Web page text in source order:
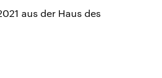
aus der Haus des